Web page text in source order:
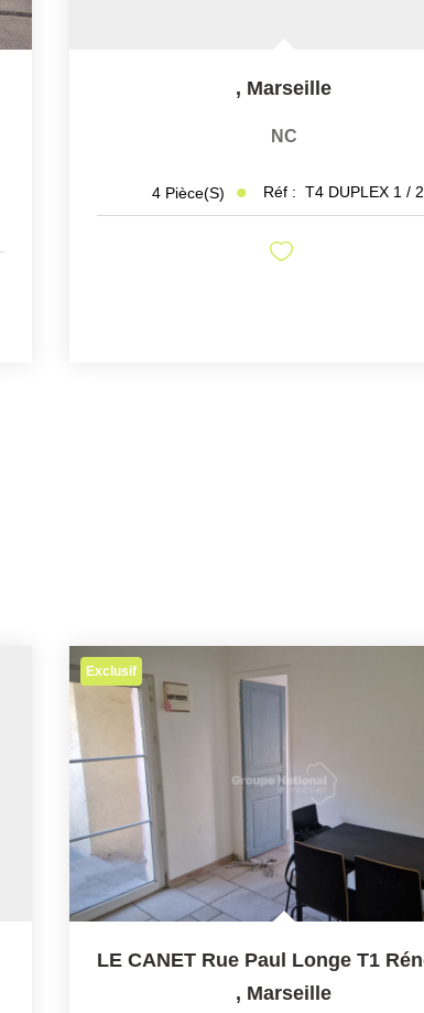
, Marseille
NC
4 Pièce(s) Réf : T4 DUPLEX 1 / 2
Exclusif
, Marseille